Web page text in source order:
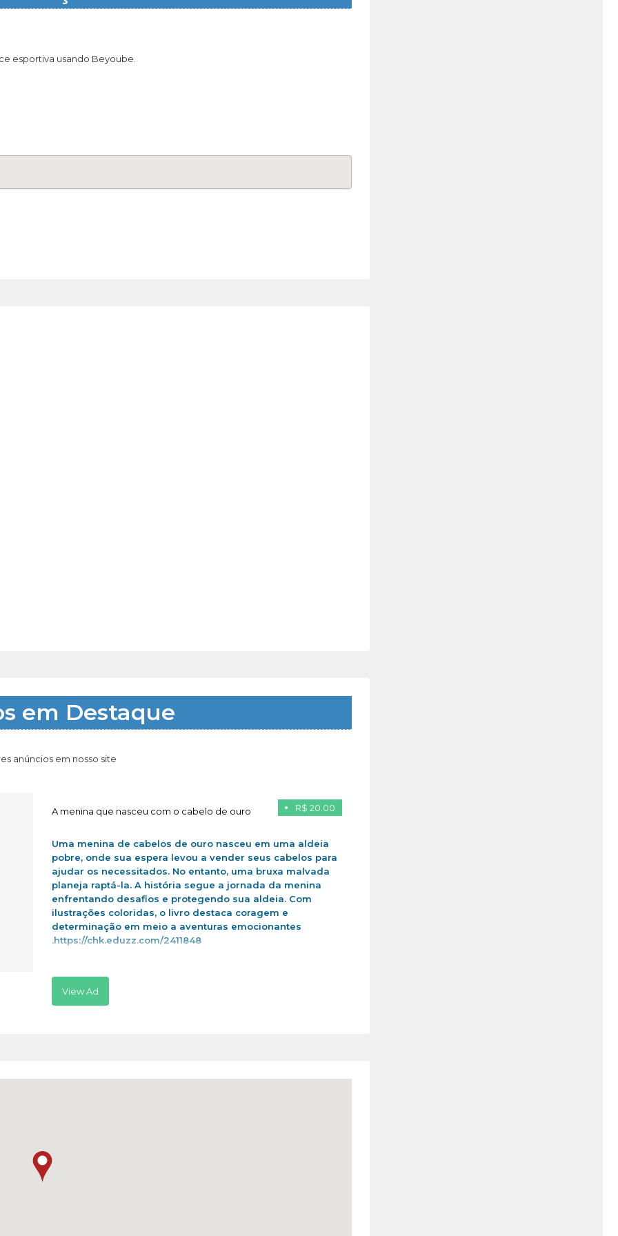
esportiva usando Beyoube.
em Destaque
anúncios em nosso site
R$ 20.00
A menina que nasceu com o cabelo de ouro
Uma menina de cabelos de ouro nasceu em uma aldeia
pobre, onde sua espera levou a vender seus cabelos para
ajudar os necessitados. No entanto, uma bruxa malvada
planeja raptá-la. A história segue a jornada da menina
enfrentando desafios e protegendo sua aldeia. Com
ilustrações coloridas, o livro destaca coragem e
determinação em meio a aventuras emocionantes
.https://chk.eduzz.com/2411848
View Ad